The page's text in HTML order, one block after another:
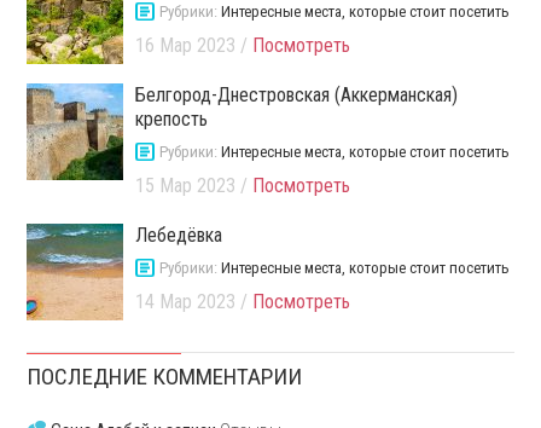
Рубрики:Интересные места, которые стоит посетить
16 Мар 2023 / Посмотреть
Белгород-Днестровская (Аккерманская)
крепость
Рубрики:Интересные места, которые стоит посетить
15 Мар 2023 / Посмотреть
Лебедёвка
Рубрики:Интересные места, которые стоит посетить
14 Мар 2023 / Посмотреть
ПОСЛЕДНИЕ КОММЕНТАРИИ